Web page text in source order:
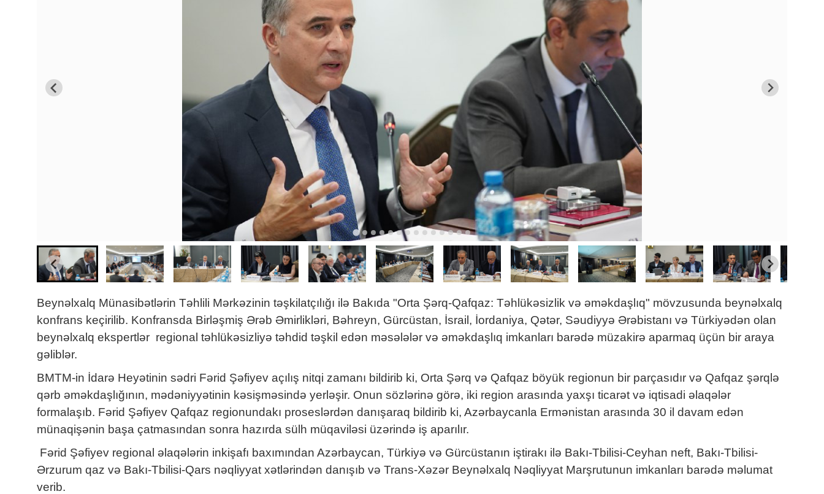
Beynəlxalq Münasibətlərin Təhlili Mərkəzinin təşkilatçılığı ilə Bakıda "Orta Şərq-Qafqaz: Təhlükəsizlik və əməkdaşlıq" mövzusunda beynəlxalq
konfrans keçirilib. Konfransda Birləşmiş Ərəb Əmirlikləri, Bəhreyn, Gürcüstan, İsrail, İordaniya, Qətər, Səudiyyə Ərəbistanı və Türkiyədən olan
beynəlxalq ekspertlər regional təhlükəsizliyə təhdid təşkil edən məsələlər və əməkdaşlıq imkanları barədə müzakirə aparmaq üçün bir araya
gəliblər.
BMTM-in İdarə Heyətinin sədri Fərid Şəfiyev açılış nitqi zamanı bildirib ki, Orta Şərq və Qafqaz böyük regionun bir parçasıdır və Qafqaz şərqlə
qərb əməkdaşlığının, mədəniyyətinin kəsişməsində yerləşir. Onun sözlərinə görə, iki region arasında yaxşı ticarət və iqtisadi əlaqələr
formalaşıb. Fərid Şəfiyev Qafqaz regionundakı proseslərdən danışaraq bildirib ki, Azərbaycanla Ermənistan arasında 30 il davam edən
münaqişənin başa çatmasından sonra hazırda sülh müqaviləsi üzərində iş aparılır.
Fərid Şəfiyev regional əlaqələrin inkişafı baxımından Azərbaycan, Türkiyə və Gürcüstanın iştirakı ilə Bakı-Tbilisi-Ceyhan neft, Bakı-Tbilisi-
Ərzurum qaz və Bakı-Tbilisi-Qars nəqliyyat xətlərindən danışıb və Trans-Xəzər Beynəlxalq Nəqliyyat Marşrutunun imkanları barədə məlumat
verib.